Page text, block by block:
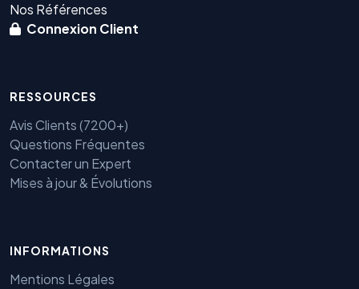
Nos Références
Connexion Client
RESSOURCES
Avis Clients (7200+)
Questions Fréquentes
Contacter un Expert
Mises à jour & Évolutions
INFORMATIONS
Mentions Légales